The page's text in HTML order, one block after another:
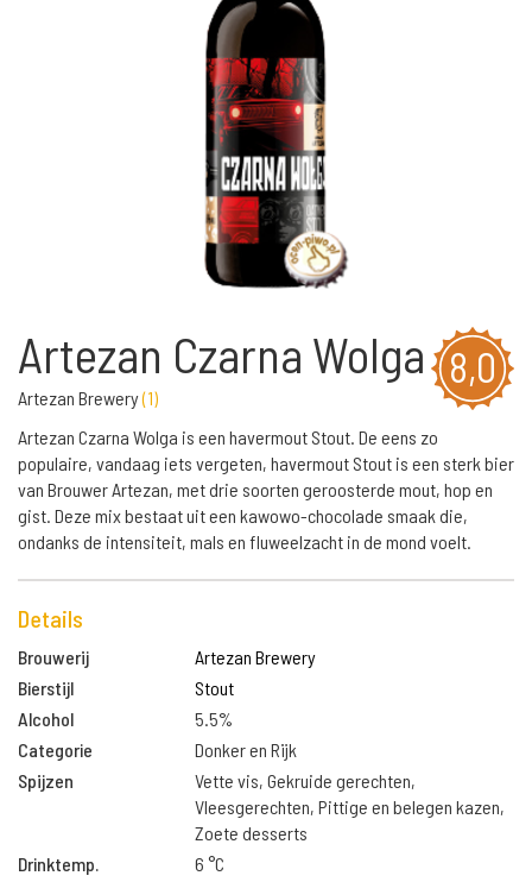
8,0
Artezan Czarna Wolga
Artezan Brewery(1)
Artezan Czarna Wolga is een havermout Stout. De eens zo
populaire, vandaag iets vergeten, havermout Stout is een sterk bier
van Brouwer Artezan, met drie soorten geroosterde mout, hop en
gist. Deze mix bestaat uit een kawowo-chocolade smaak die,
ondanks de intensiteit, mals en fluweelzacht in de mond voelt.
Details
Brouwerij
Artezan Brewery
Bierstijl
Stout
Alcohol
5.5%
Categorie
Donker en Rijk
Spijzen
Vette vis, Gekruide gerechten,
Vleesgerechten, Pittige en belegen kazen,
Zoete desserts
Drinktemp.
6 °C